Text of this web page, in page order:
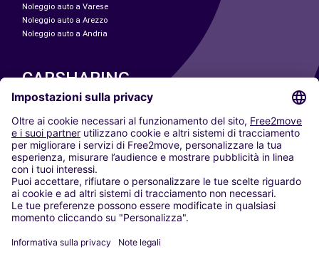
Noleggio auto a Varese
Noleggio auto a Arezzo
Noleggio auto a Andria
CARSHARING
LE NOSTRE CITTÀ
Paris
Madrid
Washington DC
Milano
Roma
Torino
Vienna
Berlino
Düsseldorf